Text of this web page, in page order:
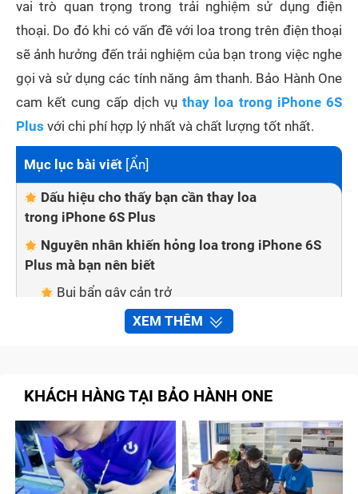
vai trò quan trọng trong trải nghiệm sử dụng điện
thoại. Do đó khi có vấn đề với loa trong trên điện thoại
sẽ ảnh hưởng đến trải nghiệm của bạn trong việc nghe
gọi và sử dụng các tính năng âm thanh. Bảo Hành One
cam kết cung cấp dịch vụthay loa trong iPhone 6S
Plus với chi phí hợp lý nhất và chất lượng tốt nhất.
Mục lục bài viết [Ẩn]
Dấu hiệu cho thấy bạn cần thay loa
trong iPhone 6S Plus
Nguyên nhân khiến hỏng loa trong iPhone 6S
Plus mà bạn nên biết
Bụi bẩn gây cản trở
Xung đột phần mền
Vì sao nên lựa chọn Bảo Hành One để thay loa
trong iPhone 6S Plus
Chuyên nghiệp và uy tín
XEM THÊM
KHÁCH HÀNG TẠI BẢO HÀNH ONE